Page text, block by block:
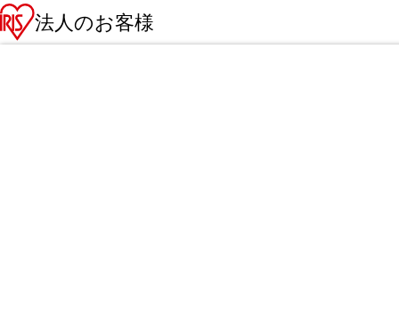
法人のお客様